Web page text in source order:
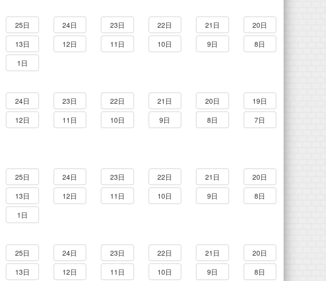
25日 24日 23日 22日 21日
20日
13日 12日 11日 10日 9日
8日
1日
24日 23日 22日 21日 20日
19日
12日 11日 10日 9日 8日
7日
25日 24日 23日 22日 21日
20日
13日 12日 11日 10日 9日
8日
1日
25日 24日 23日 22日 21日
20日
13日 12日 11日 10日 9日
8日